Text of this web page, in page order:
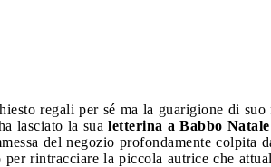
regali per sé ma la guarigione di
lasciato la sua letterina a Babbo Natale
del negozio profondamente colpita
rintracciare la piccola autrice che